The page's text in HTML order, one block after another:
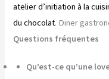
atelier d’initiation à la
du chocolat. Diner
Questions fréquentes
Qu’est-ce qu’une